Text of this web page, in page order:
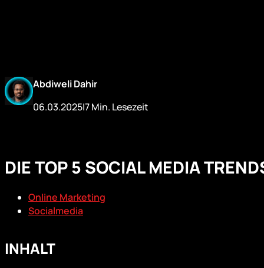
DIE TOP 5 SOCIAL MEDIA
Online Marketing
Socialmedia
Abdiweli Dahir
06.03.2025|7 Min. Lesezeit
INHALT